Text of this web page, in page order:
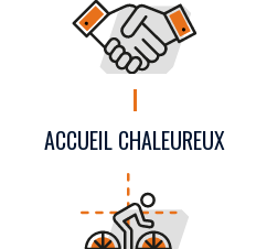
ACCUEIL CHALEUREUX